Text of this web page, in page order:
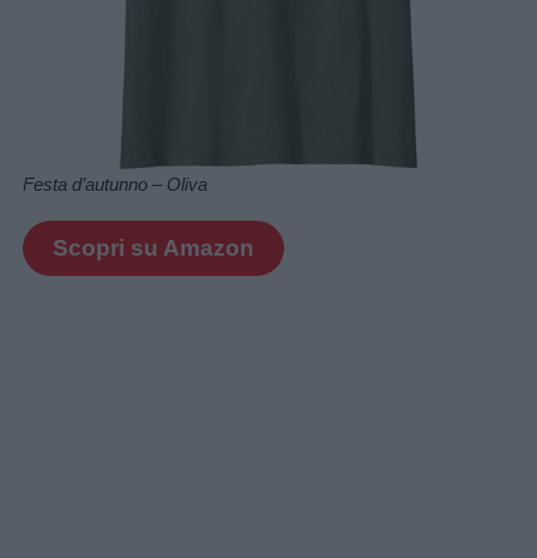
Festa d’autunno – Oliva
Scopri su Amazon